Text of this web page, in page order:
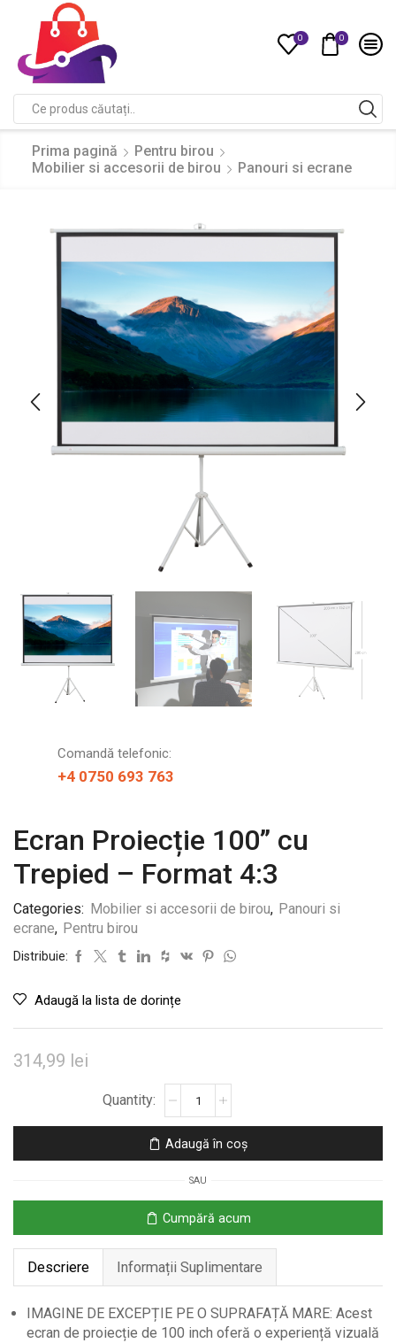
0 0
input
Prima pagină
Pentru birou
Mobilier si accesorii de birou
Panouri si ecrane
Comandă telefonic:
+4 0750 693 763
Ecran Proiecție 100” cu
Trepied – Format 4:3
Categories: Mobilier si accesorii de birou, Panouri si
ecrane, Pentru birou
Distribuie:
Adaugă la lista de dorințe
314,99 lei
Proiecție
100”
Trepied
–
Format
4:3
Adaugă în coș
SAU
Cumpără acum
Descriere Informații Suplimentare
IMAGINE DE EXCEPȚIE PE O SUPRAFAȚĂ MARE: Acest
ecran de proiecție de 100 inch oferă o experiență vizuală